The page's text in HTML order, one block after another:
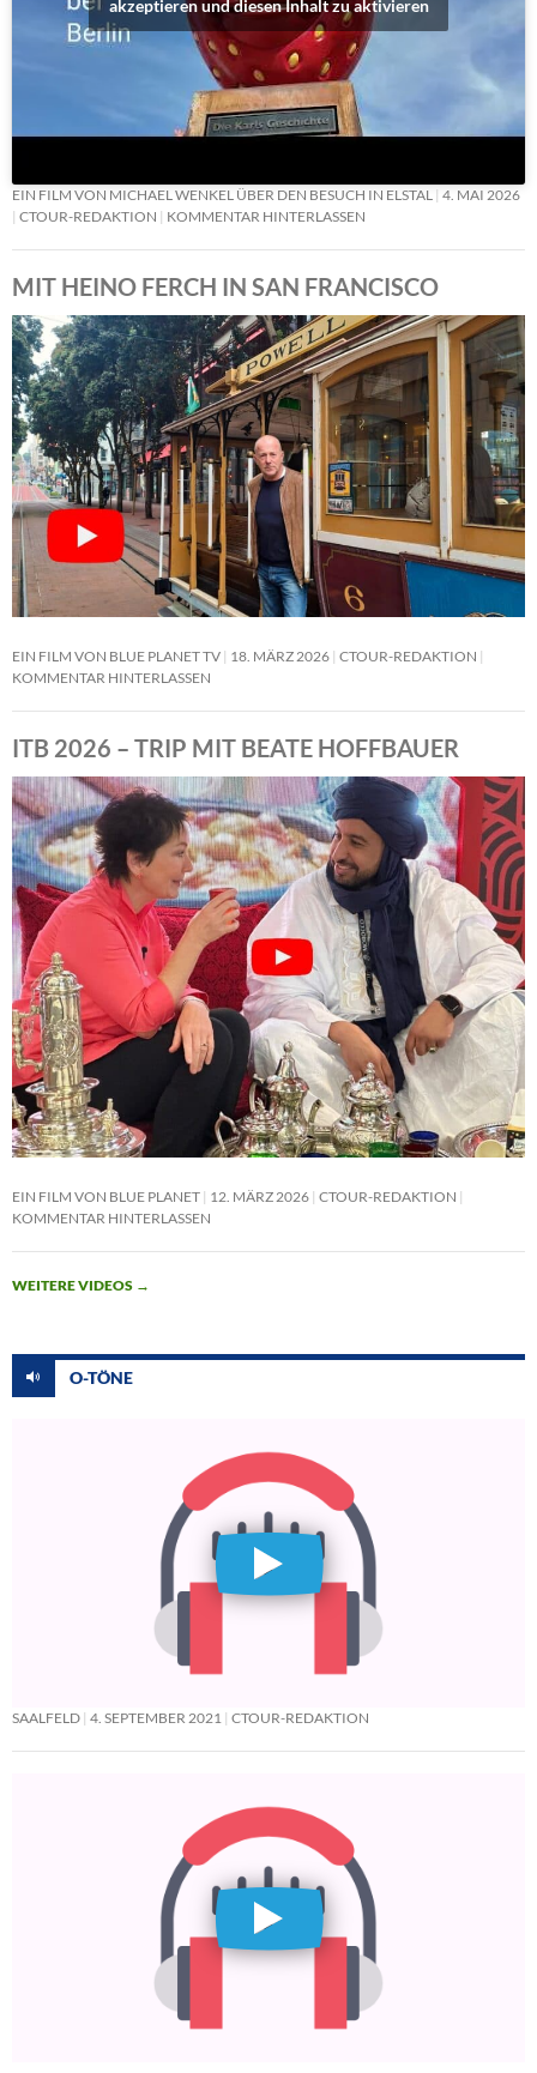
akzeptieren und diesen Inhalt zu aktivieren
EIN FILM VON MICHAEL WENKEL ÜBER DEN BESUCH IN ELSTAL
4. MAI 2026
CTOUR-REDAKTION
KOMMENTAR HINTERLASSEN
MIT HEINO FERCH IN SAN FRANCISCO
EIN FILM VON BLUE PLANET TV 18. MÄRZ 2026 CTOUR-REDAKTION
KOMMENTAR HINTERLASSEN
ITB 2026 – TRIP MIT BEATE HOFFBAUER
EIN FILM VON BLUE PLANET 12. MÄRZ 2026 CTOUR-REDAKTION
KOMMENTAR HINTERLASSEN
WEITERE VIDEOS →
O-TÖNE
SAALFELD 4. SEPTEMBER 2021 CTOUR-REDAKTION